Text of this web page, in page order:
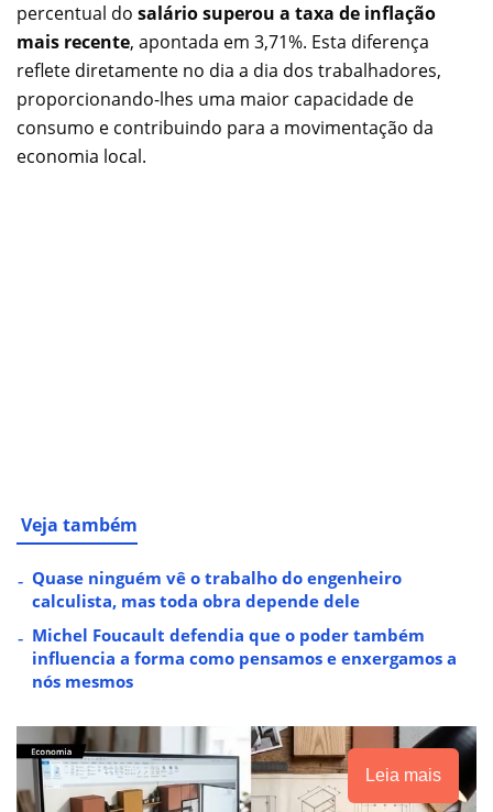
percentual do salário superou a taxa de inflação
mais recente, apontada em 3,71%. Esta diferença
reflete diretamente no dia a dia dos trabalhadores,
proporcionando-lhes uma maior capacidade de
consumo e contribuindo para a movimentação da
economia local.
Veja também
Quase ninguém vê o trabalho do engenheiro
calculista, mas toda obra depende dele
Michel Foucault defendia que o poder também
influencia a forma como pensamos e enxergamos a
nós mesmos
Leia mais